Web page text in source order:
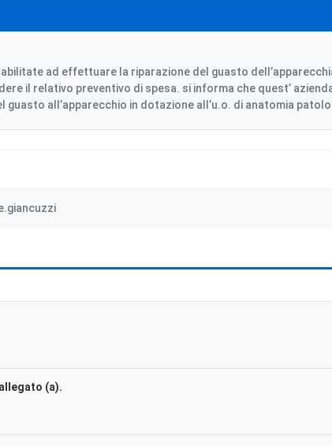
ad effettuare la riparazione del guasto
il relativo preventivo di spesa. si informa che quest’
all’apparecchio in dotazione all’u.o. di anatomia
(a).